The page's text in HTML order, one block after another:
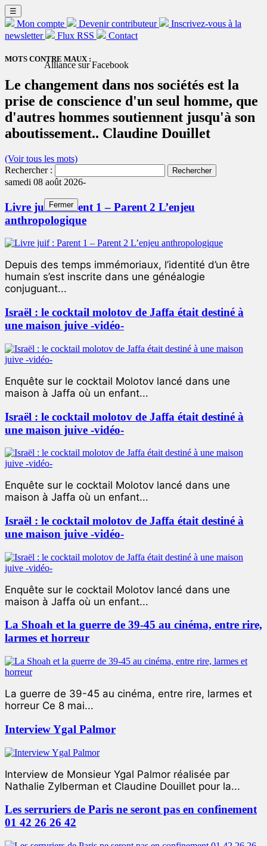
☰
Mon compte Devenir contributeur
Inscrivez-vous à la
newsletter
Flux RSS Contact
MOTS CONTRE MAUX :
Le changement dans nos sociétés est la
prise de conscience d'un seul homme, que
d'autres hommes soutiennent jusqu'à son
aboutissement.. Claudine Douillet
(Voir tous les mots)
Rechercher :
samedi 08 août 2026-
Livre juif : Parent 1 – Parent 2 L’enjeu
anthropologique
Depuis des temps immémoriaux, l’identité d’un être
humain s’est inscrite dans une généalogie
conjuguant...
Israël : le cocktail molotov de Jaffa était destiné à
une maison juive -vidéo-
Enquête sur le cocktail Molotov lancé dans une
maison à Jaffa où un enfant...
Israël : le cocktail molotov de Jaffa était destiné à
une maison juive -vidéo-
Enquête sur le cocktail Molotov lancé dans une
maison à Jaffa où un enfant...
Israël : le cocktail molotov de Jaffa était destiné à
une maison juive -vidéo-
Enquête sur le cocktail Molotov lancé dans une
maison à Jaffa où un enfant...
La Shoah et la guerre de 39-45 au cinéma, entre rire,
larmes et horreur
La guerre de 39-45 au cinéma, entre rire, larmes et
horreur Ce 8 mai...
Interview Ygal Palmor
Interview de Monsieur Ygal Palmor réalisée par
Nathalie Zylberman et Claudine Douillet pour la...
Les serruriers de Paris ne seront pas en confinement
01 42 26 26 42
Alliance sur Facebook
Fermer